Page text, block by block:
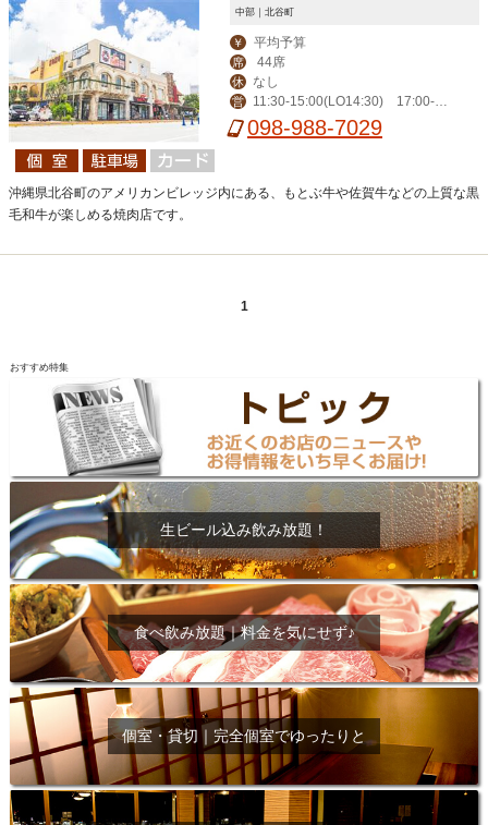
中部｜北谷町
￥ 平均予算
席 44席
休 なし
営
11:30-15:00(LO14:30) 17:00-2
3:00(LO22:30)
098-988-7029
沖縄県北谷町のアメリカンビレッジ内にある、もとぶ牛や佐賀牛などの上質な黒
毛和牛が楽しめる焼肉店です。
1
おすすめ特集
生ビール込み飲み放題！
食べ飲み放題｜料金を気にせず♪
個室・貸切｜完全個室でゆったりと